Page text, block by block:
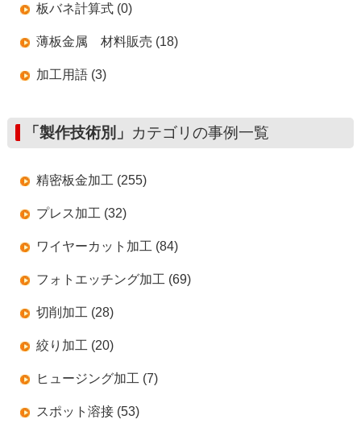
板バネ計算式 (0)
薄板金属 材料販売 (18)
加工用語 (3)
「製作技術別」 カテゴリの事例一覧
精密板金加工 (255)
プレス加工 (32)
ワイヤーカット加工 (84)
フォトエッチング加工 (69)
切削加工 (28)
絞り加工 (20)
ヒュージング加工 (7)
スポット溶接 (53)